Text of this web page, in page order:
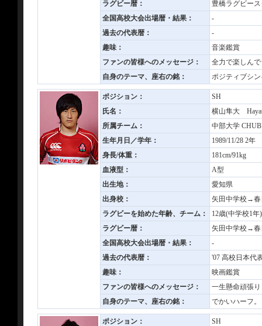
ラグビー暦：
豊橋ラグビー
全国高校大会出場暦・結果：
-
過去の代表暦：
-
趣味：
音楽鑑賞
ファンの皆様へのメッセージ：
全力で楽しん
自身のテーマ、座右の銘：
ポジティブシ
ポジション：
SH
氏名：
横山隼大
所属チーム：
中部大学
生年月日／学年：
1989/11/28 2年
身長/体重：
181cm/91kg
血液型：
A型
出生地：
愛知県
出身校：
矢田中学校→
ラグビーを始めた年齢、チーム：
12歳(中学校1
ラグビー暦：
矢田中学校→
全国高校大会出場暦・結果：
-
過去の代表暦：
'07 高校日本代
趣味：
映画鑑賞
ファンの皆様へのメッセージ：
一生懸命頑張
自身のテーマ、座右の銘：
でかいハーフ。
ポジション：
SH